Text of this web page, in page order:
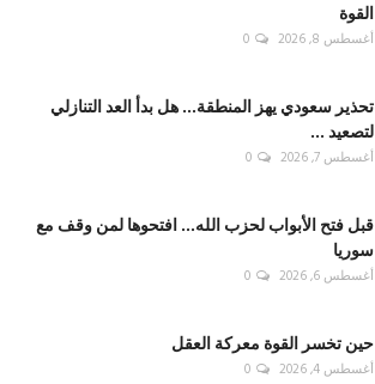
القوة
أغسطس 8, 2026 0
تحذير سعودي يهز المنطقة... هل بدأ العد التنازلي
لتصعيد ...
أغسطس 7, 2026 0
قبل فتح الأبواب لحزب الله... افتحوها لمن وقف مع
سوريا
أغسطس 6, 2026 0
حين تخسر القوة معركة العقل
أغسطس 4, 2026 0